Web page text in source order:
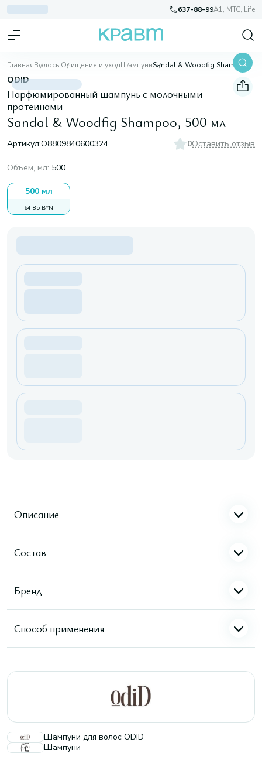
637-88-99A1, МТС, Life
ГлавнаяВолосыОчищение и уходШампуни Sandal & Woodfig Shampoo, 500 мл
ODID
Парфюмированный шампунь с молочными
протеинами
Sandal & Woodfig Shampoo, 500 мл
Артикул:O8809840600324 0Оставить отзыв
Объем, мл: 500
500 мл
64,85 BYN
Описание
Состав
Бренд
Способ применения
Шампуни для волос ODID
Шампуни